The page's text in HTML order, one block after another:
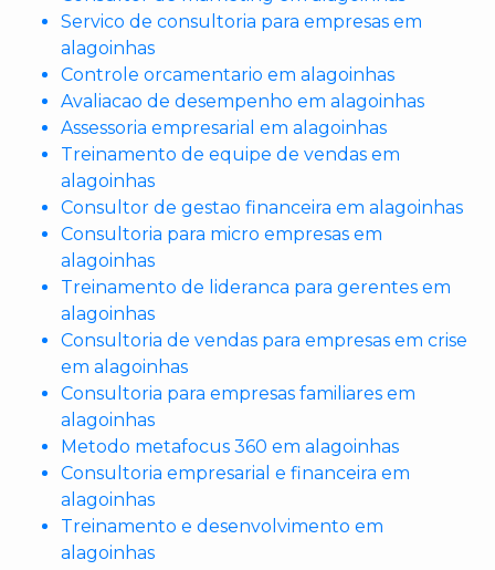
Servico de consultoria para empresas em
alagoinhas
Controle orcamentario em alagoinhas
Avaliacao de desempenho em alagoinhas
Assessoria empresarial em alagoinhas
Treinamento de equipe de vendas em
alagoinhas
Consultor de gestao financeira em alagoinhas
Consultoria para micro empresas em
alagoinhas
Treinamento de lideranca para gerentes em
alagoinhas
Consultoria de vendas para empresas em crise
em alagoinhas
Consultoria para empresas familiares em
alagoinhas
Metodo metafocus 360 em alagoinhas
Consultoria empresarial e financeira em
alagoinhas
Treinamento e desenvolvimento em
alagoinhas